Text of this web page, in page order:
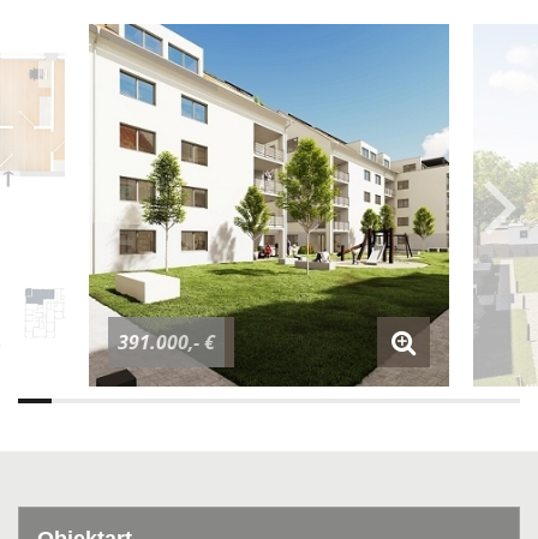
391.000,- €